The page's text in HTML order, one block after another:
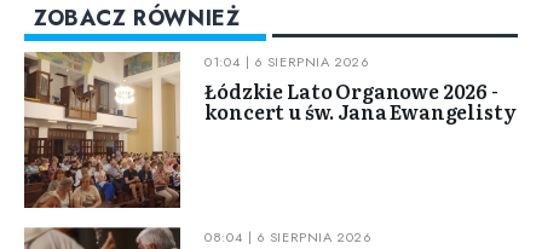
ZOBACZ RÓWNIEŻ
01:04 | 6 SIERPNIA 2026
Łódzkie Lato Organowe 2026 -
koncert u św. Jana Ewangelisty
08:04 | 6 SIERPNIA 2026